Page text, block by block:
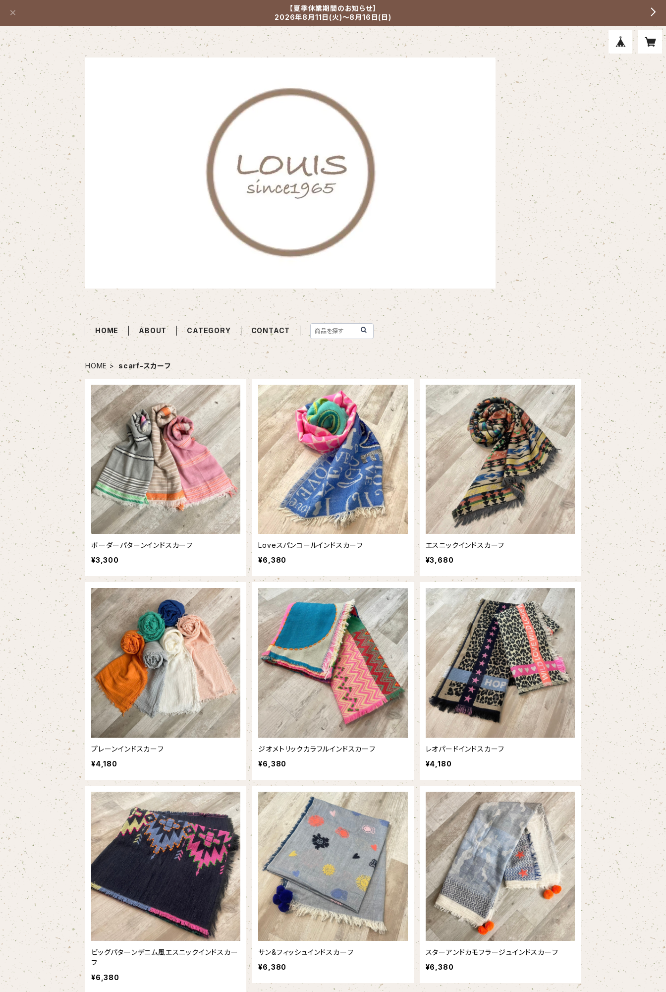
【夏季休業期間のお知らせ】
2026年8月11日(火)～8月16日(日)
HOME ABOUT CATEGORY CONTACT
HOME scarf-スカーフ
ボーダーパターンインドスカーフ
¥3,300
Loveスパンコールインドスカーフ
¥6,380
エスニックインドスカーフ
¥3,680
プレーンインドスカーフ
¥4,180
ジオメトリックカラフルインドスカーフ
¥6,380
レオパードインドスカーフ
¥4,180
ビッグパターンデニム風エスニックインドスカー
フ
¥6,380
サン&フィッシュインドスカーフ
¥6,380
スターアンドカモフラージュインドスカーフ
¥6,380